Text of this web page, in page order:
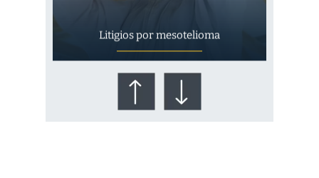
Litigios por mesotelioma